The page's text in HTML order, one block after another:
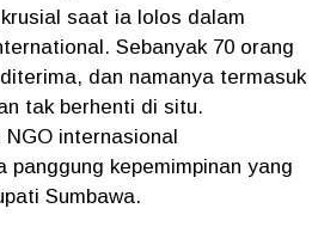
saat ia lolos dalam
Sebanyak 70 orang
dan namanya termasuk
tak berhenti di situ.
internasional
panggung kepemimpinan yang
Sumbawa.